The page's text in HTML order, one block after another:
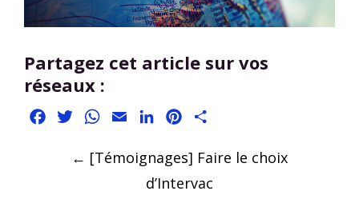
Partagez cet article sur vos
réseaux :
FacebookTwitterWhatsApp
Email LinkedInPinterest
navigation
← [Témoignages] Faire le choix
d’Intervac